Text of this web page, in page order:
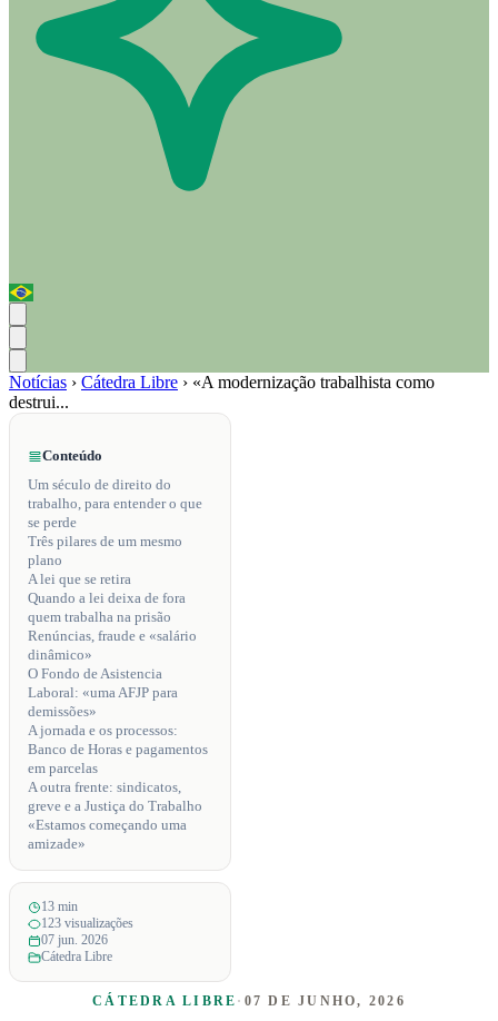
Notícias › Cátedra Libre › «A modernização trabalhista como
destrui...
Conteúdo
Um século de direito do
trabalho, para entender o que
se perde
Três pilares de um mesmo
plano
A lei que se retira
Quando a lei deixa de fora
quem trabalha na prisão
Renúncias, fraude e «salário
dinâmico»
O Fondo de Asistencia
Laboral: «uma AFJP para
demissões»
A jornada e os processos:
Banco de Horas e pagamentos
em parcelas
A outra frente: sindicatos,
greve e a Justiça do Trabalho
«Estamos começando uma
amizade»
13 min
123 visualizações
07 jun. 2026
Cátedra Libre
CÁTEDRA LIBRE · 07 DE JUNHO, 2026